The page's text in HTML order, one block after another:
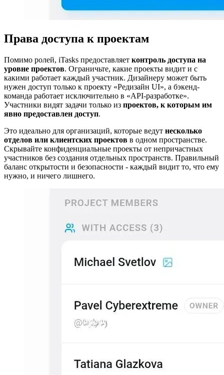
Права доступа к проектам
Помимо ролей, iTasks предоставляет контроль доступа на
уровне проектов. Ограничьте, какие проекты видит и с
какими работает каждый участник. Дизайнеру может быть
нужен доступ только к проекту «Редизайн UI», а бэкенд-
команда работает исключительно в «API-разработке».
Участники видят задачи только из проектов, к которым им
явно предоставлен доступ.
Это идеально для организаций, которые ведут несколько
отделов или клиентских проектов в одном пространстве.
Скрывайте конфиденциальные проекты от непричастных
участников без создания отдельных пространств. Правильный
баланс открытости и безопасности - каждый видит то, что ему
нужно, и ничего лишнего.